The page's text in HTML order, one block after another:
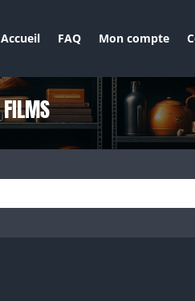
Accueil FAQ Mon compte
FILMS